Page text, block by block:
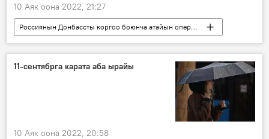
10 Аяк оона 2022, 21:27
Россиянын Донбассты коргоо боюнча атайын операциясы
Дүйнөдө
Россия
атайын операция
Куралдуу күчтөр
11-сентябрга карата аба ырайы
10 Аяк оона 2022, 20:58